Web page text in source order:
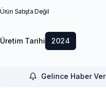
Ürün Satışta Değil
Üretim Tarihi 2024
Gelince Haber Ver